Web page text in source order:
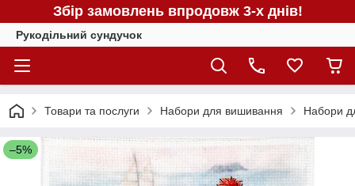
Збір замовлень впродовж 3-х днів!
Рукодільний сундучок
Товари та послуги Набори для вишивання Набори
–5%